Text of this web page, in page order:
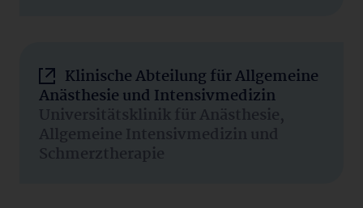
Klinische Abteilung für Allgemeine
Anästhesie und Intensivmedizin
Universitätsklinik für Anästhesie,
Allgemeine Intensivmedizin und
Schmerztherapie